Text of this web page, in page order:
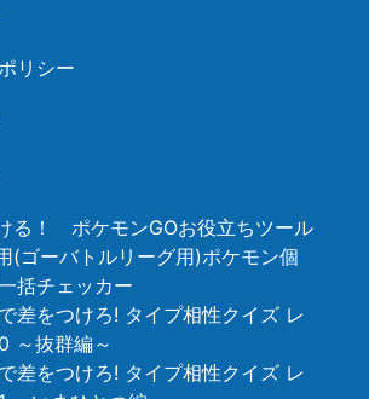
リシー
る！ ポケモンGOお役立ちツール
(ゴーバトルリーグ用)ポケモン個
括チェッカー
差をつけろ! タイプ相性クイズ レ
～抜群編～
差をつけろ! タイプ相性クイズ レ